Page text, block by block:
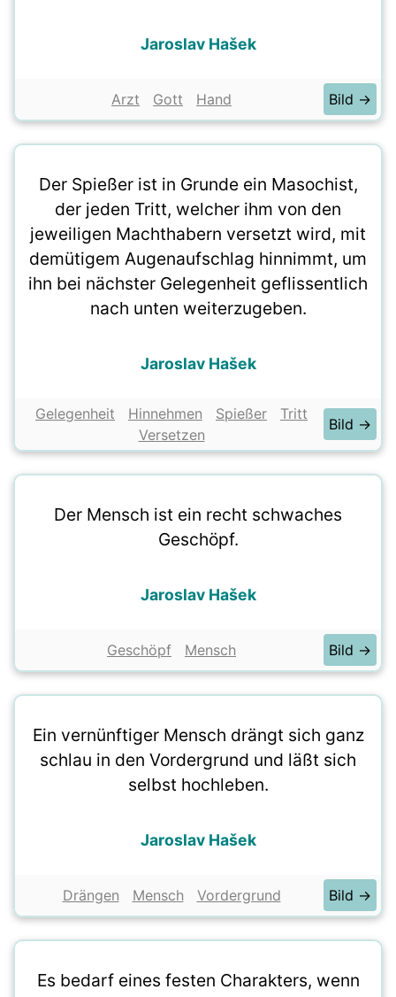
Jaroslav Hašek
Arzt Gott Hand Bild →
Der Spießer ist in Grunde ein Masochist,
der jeden Tritt, welcher ihm von den
jeweiligen Machthabern versetzt wird, mit
demütigem Augenaufschlag hinnimmt, um
ihn bei nächster Gelegenheit geflissentlich
nach unten weiterzugeben.
Jaroslav Hašek
Gelegenheit Hinnehmen Spießer
Tritt
Versetzen
Bild →
Der Mensch ist ein recht schwaches
Geschöpf.
Jaroslav Hašek
Geschöpf Mensch Bild →
Ein vernünftiger Mensch drängt sich ganz
schlau in den Vordergrund und läßt sich
selbst hochleben.
Jaroslav Hašek
Drängen Mensch Vordergrund Bild →
Es bedarf eines festen Charakters, wenn